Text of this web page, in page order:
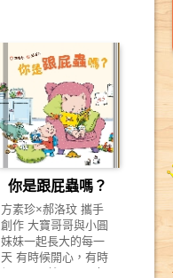
你是跟屁蟲嗎？
方素珍×郝洛玟 攜手
創作 大寶哥哥與小圓
妹妹一起長大的每一
天 有時候開心，有時